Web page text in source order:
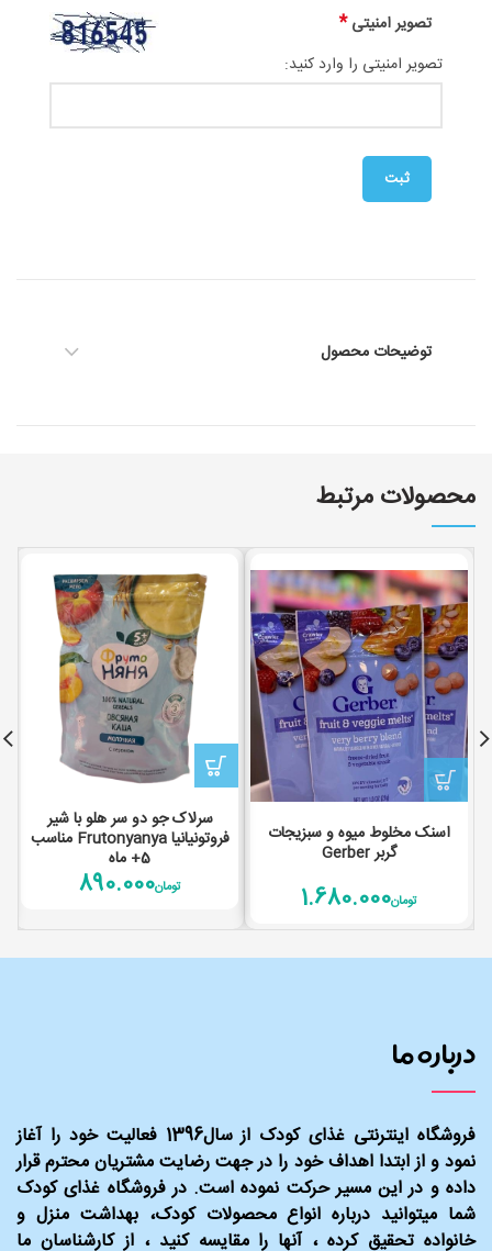
تصویر امنیتی*
تصویر امنیتی را وارد کنید:
توضیحات محصول
محصولات مرتبط
اسنک مخلوط میوه و سبزیجات
گربر Gerber
تومان1.680.000
سرلاک جو دو سر هلو با شیر
فروتونیانیا Frutonyanya مناسب
5+ ماه
تومان890.000
درباره ما
فروشگاه اینترنتی غذای کودک از سال1396 فعالیت خود را آغاز
نمود و از ابتدا اهداف خود را در جهت رضایت مشتریان محترم قرار
داده و در این مسیر حرکت نموده است. در فروشگاه غذای کودک
شما میتوانید درباره انواع محصولات کودک، بهداشت منزل و
خانواده تحقیق کرده ، آنها را مقایسه کنید ، از کارشناسان ما